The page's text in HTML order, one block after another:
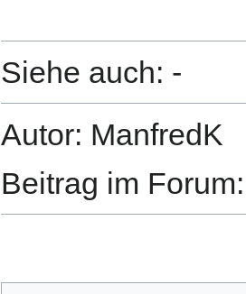
Siehe auch: -
Autor: ManfredK
Beitrag im